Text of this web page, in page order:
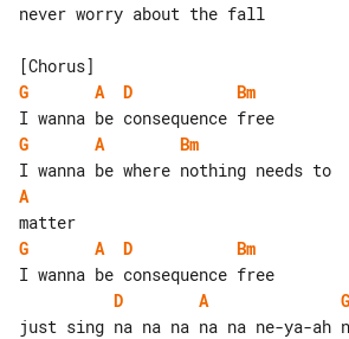
never worry about the fall
G
A D
Bm
G
A
Bm
A
G
A D
Bm
D
A
G